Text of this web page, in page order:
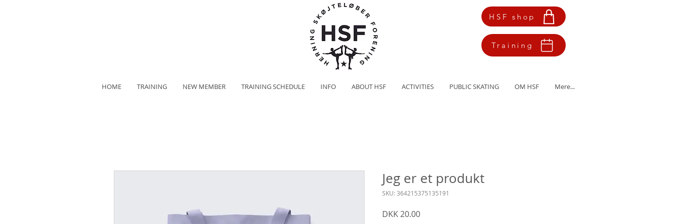
HSF shop
Training
HOME TRAINING NEW MEMBER TRAINING SCHEDULE INFO ABOUT HSF ACTIVITIES PUBLIC SKATING OM HSF Mere...
Jeg er et produkt
SKU: 364215375135191
DKK 20.00Price